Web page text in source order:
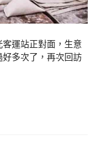
運站正對面，生意
多次了，再次回訪